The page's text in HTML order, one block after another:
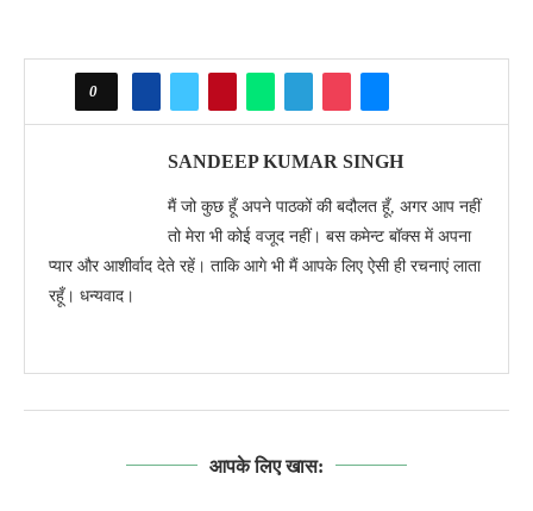
0
SANDEEP KUMAR SINGH
मैं जो कुछ हूँ अपने पाठकों की बदौलत हूँ, अगर आप नहीं
तो मेरा भी कोई वजूद नहीं। बस कमेन्ट बॉक्स में अपना
प्यार और आशीर्वाद देते रहें। ताकि आगे भी मैं आपके लिए ऐसी ही रचनाएं लाता
रहूँ। धन्यवाद।
आपके लिए खास: